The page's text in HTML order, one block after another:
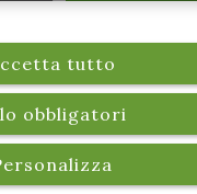
tutto
obbligatori